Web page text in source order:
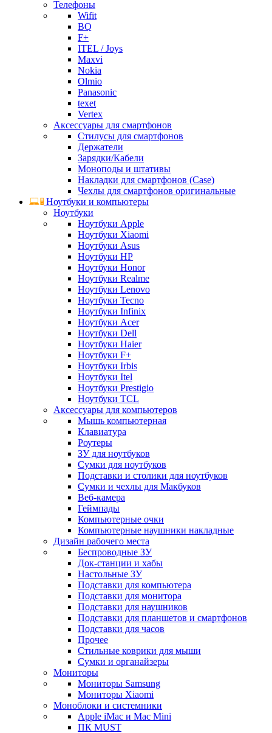
Телефоны
Wifit
BQ
F+
ITEL / Joys
Maxvi
Nokia
Olmio
Panasonic
texet
Vertex
Аксессуары для смартфонов
Стилусы для смартфонов
Держатели
Зарядки/Кабели
Моноподы и штативы
Накладки для смартфонов (Case)
Чехлы для смартфонов оригинальные
Ноутбуки и компьютеры
Ноутбуки
Ноутбуки Apple
Ноутбуки Xiaomi
Ноутбуки Asus
Ноутбуки HP
Ноутбуки Honor
Ноутбуки Realme
Ноутбуки Lenovo
Ноутбуки Tecno
Ноутбуки Infinix
Ноутбуки Acer
Ноутбуки Dell
Ноутбуки Haier
Ноутбуки F+
Ноутбуки Irbis
Ноутбуки Itel
Ноутбуки Prestigio
Ноутбуки TCL
Аксессуары для компьютеров
Мышь компьютерная
Клавиатура
Роутеры
ЗУ для ноутбуков
Сумки для ноутбуков
Подставки и столики для ноутбуков
Сумки и чехлы для Макбуков
Веб-камера
Геймпады
Компьютерные очки
Компьютерные наушники накладные
Дизайн рабочего места
Беспроводные ЗУ
Док-станции и хабы
Настольные ЗУ
Подставки для компьютера
Подставки для монитора
Подставки для наушников
Подставки для планшетов и смартфонов
Подставки для часов
Прочее
Стильные коврики для мыши
Сумки и органайзеры
Мониторы
Мониторы Samsung
Мониторы Xiaomi
Моноблоки и системники
Apple iMac и Mac Mini
ПК MUST